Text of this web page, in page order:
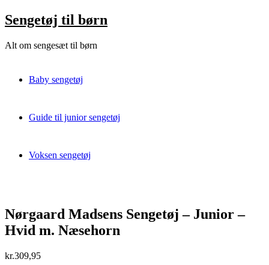
Skip
to
Sengetøj til børn
Alt om sengesæt til børn
Baby sengetøj
Guide til junior sengetøj
Voksen sengetøj
Nørgaard Madsens Sengetøj – Junior –
Hvid m. Næsehorn
kr.309,95